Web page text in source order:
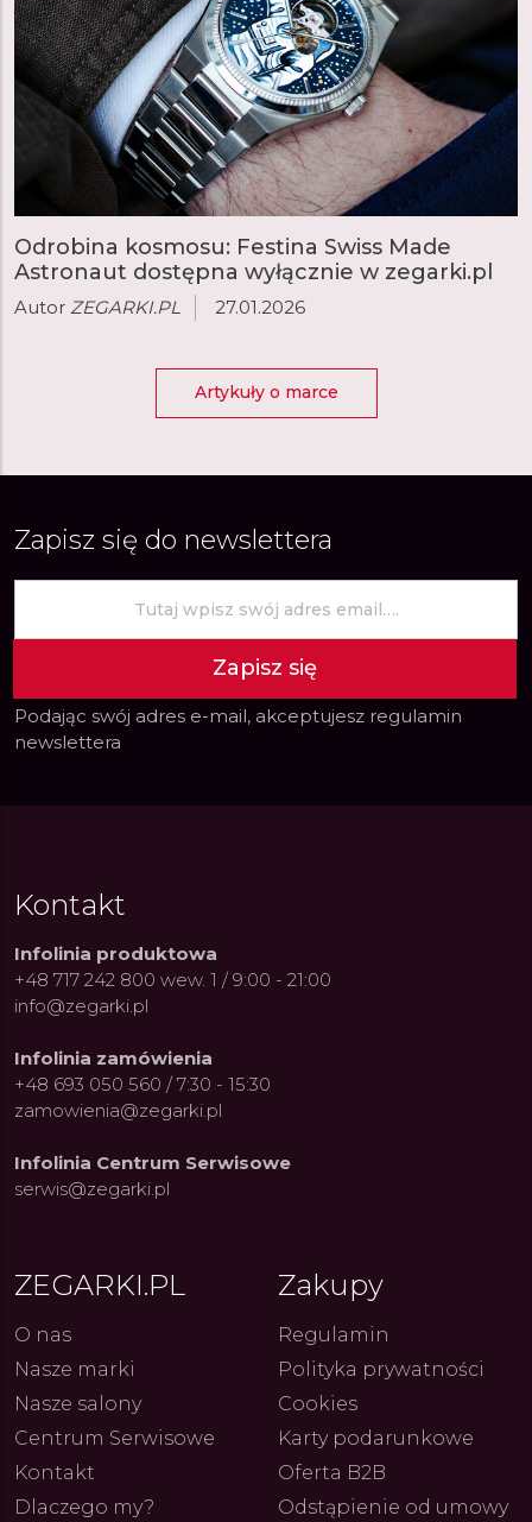
Constant: Pasja,
i Dostępny Luksus z
Fenomen marki Festina. Od
kolarskich pasji do ikonicznych
ZEGARKI.PL 4.08.2026
Odrobina kosmosu: Festina Swiss Made
Astronaut dostępna wyłącznie w zegarki.pl
Autor ZEGARKI.PL 27.01.2026
Artykuły o marce
Zapisz się do newslettera
Zapisz się
Podając swój adres e-mail, akceptujesz regulamin
newslettera
Kontakt
Infolinia produktowa
+48 717 242 800 wew. 1 / 9:00 - 21:00
info@zegarki.pl
Infolinia zamówienia
+48 693 050 560 / 7:30 - 15:30
zamowienia@zegarki.pl
Infolinia Centrum Serwisowe
serwis@zegarki.pl
ZEGARKI.PL
O nas
Nasze marki
Nasze salony
Centrum Serwisowe
Kontakt
Dlaczego my?
Zakupy
Regulamin
Polityka prywatności
Cookies
Karty podarunkowe
Oferta B2B
Odstąpienie od umowy